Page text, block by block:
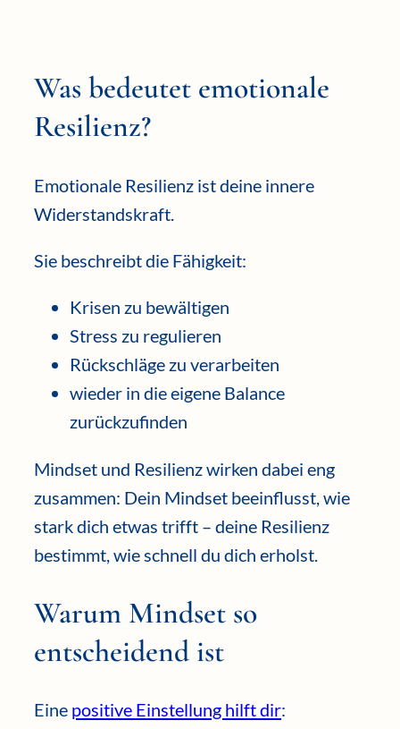
Was bedeutet emotionale
Resilienz?
Emotionale Resilienz ist deine innere
Widerstandskraft.
Sie beschreibt die Fähigkeit:
Krisen zu bewältigen
Stress zu regulieren
Rückschläge zu verarbeiten
wieder in die eigene Balance
zurückzufinden
Mindset und Resilienz wirken dabei eng
zusammen: Dein Mindset beeinflusst, wie
stark dich etwas trifft – deine Resilienz
bestimmt, wie schnell du dich erholst.
Warum Mindset so
entscheidend ist
Eine positive Einstellung hilft dir: